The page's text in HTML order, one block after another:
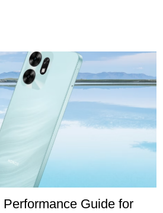
Guide for